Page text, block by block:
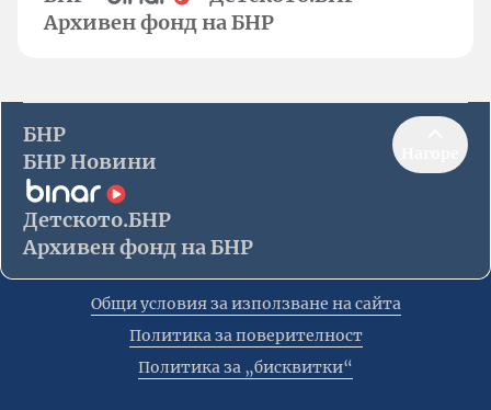
Архивен фонд на БНР
БНР
БНР Новини
Детското.БНР
Архивен фонд на БНР
Общи условия за използване на сайта
Политика за поверителност
Политика за „бисквитки“